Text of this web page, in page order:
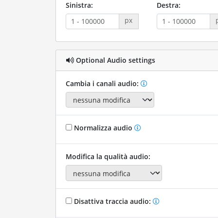
Sinistra:
px
Destra:
Optional Audio settings
Cambia i canali audio:
Normalizza audio
Modifica la qualità audio:
Disattiva traccia audio: